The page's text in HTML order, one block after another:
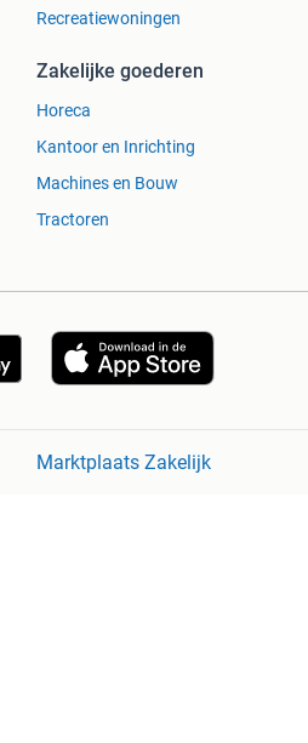
Recreatiewoningen
Zakelijke goederen
Horeca
Kantoor en Inrichting
Machines en Bouw
Tractoren
Marktplaats Zakelijk